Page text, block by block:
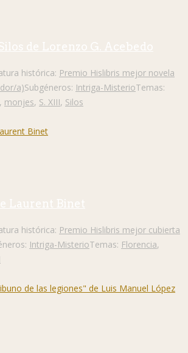
de Lorenzo G. Acebedo
histórica: Premio Hislibris mejor novela
a)Subgéneros: Intriga-MisterioTemas:
, monjes, S. XIII, Silos
Laurent Binet
histórica: Premio Hislibris mejor cubierta
Intriga-MisterioTemas: Florencia,